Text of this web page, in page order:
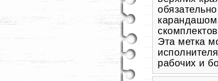
Эта метка
рабочих и